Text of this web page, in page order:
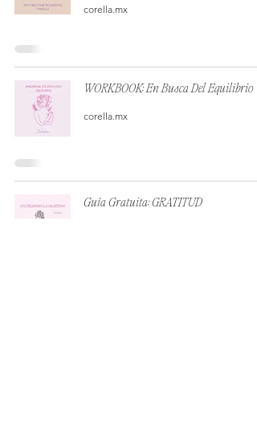
corella.mx
WORKBOOK: En Busca Del Equilibrio
corella.mx
Guía Gratuita: GRATITUD